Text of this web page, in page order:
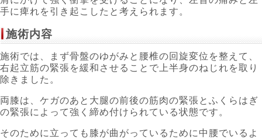
手に痺れを引き起こしたと考えられます。
施術内容
施術では、まず骨盤のゆがみと腰椎の回旋変位を整えて、
右起立筋の緊張を緩和させることで上半身のねじれを取り
除きました。
両膝は、ケガのあと大腿の前後の筋肉の緊張とふくらはぎ
の緊張によって強く締め付けられている状態です。
そのために立っても膝が曲がっているために中腰でいるよ